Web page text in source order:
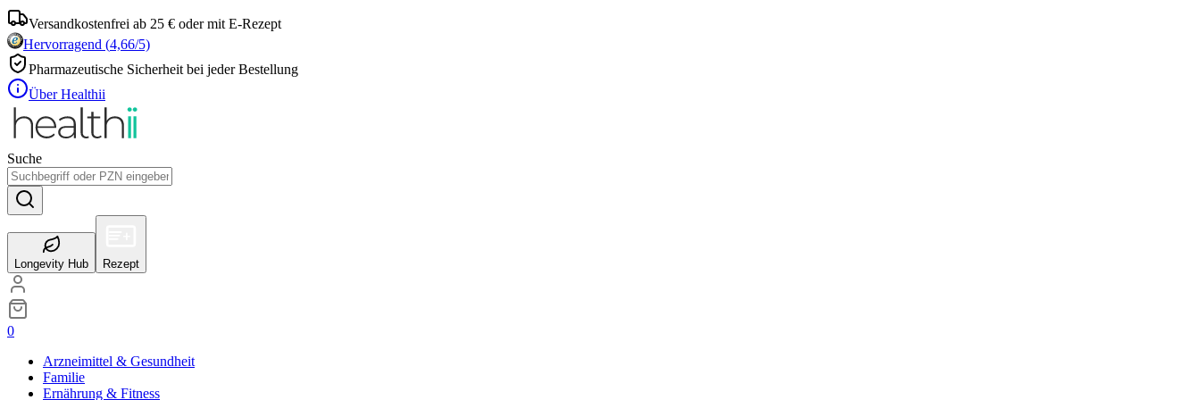
Versandkostenfrei ab 25 € oder mit E-Rezept
Hervorragend (4,66/5)
Pharmazeutische Sicherheit bei jeder Bestellung
Über Healthii
Suche
Longevity Hub Rezept
0
Arzneimittel & Gesundheit
Familie
Ernährung & Fitness